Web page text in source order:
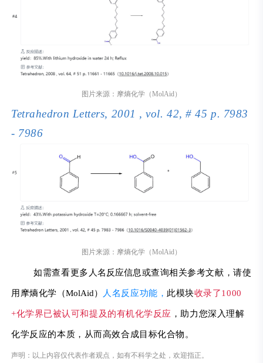
图片来源：摩熵化学（MolAid）
Tetrahedron Letters, 2001 , vol. 42, # 45 p. 7983
- 7986
图片来源：摩熵化学（MolAid）
如需查看更多 人名反应信息或查询相关参考文献，请使
用 摩熵化学（MolAid） 人名反应功能， 此模块收录了1000
+化学界已被认可和提及的有机化学反应 ，助力您深入理解
化学反应的本质，从而高效合成目标化合物。
声明：以上内容仅代表作者观点，如有不科学之处，欢迎指正。